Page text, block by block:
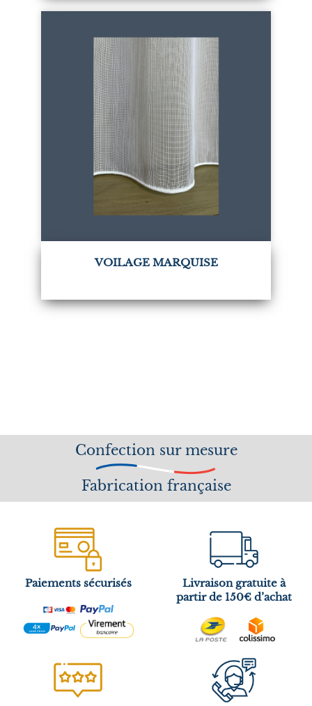
VOILAGE MARQUISE
Confection sur mesure
Fabrication française
Paiements sécurisés
Livraison gratuite à
partir de 150€ d’achat